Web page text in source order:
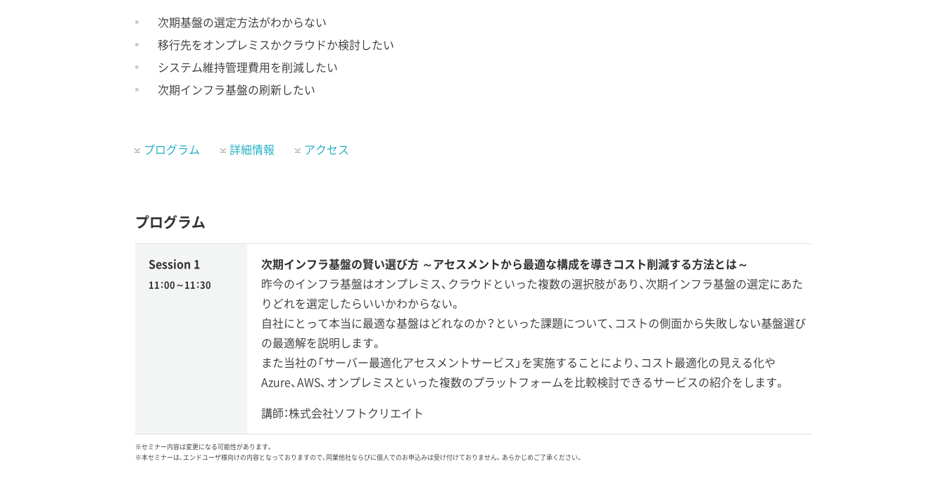
次期基盤の選定方法がわからない
移行先をオンプレミスかクラウドか検討したい
システム維持管理費用を削減したい
次期インフラ基盤の刷新したい
プログラム 詳細情報 アクセス
プログラム
Session 1
11：00～11：30
次期インフラ基盤の賢い選び方 ～アセスメントから最適な構成を導きコスト削減する方法とは～
昨今のインフラ基盤はオンプレミス、クラウドといった複数の選択肢があり、次期インフラ基盤の選定にあた
りどれを選定したらいいかわからない。
自社にとって本当に最適な基盤はどれなのか？といった課題について、コストの側面から失敗しない基盤選び
の最適解を説明します。
また当社の「サーバー最適化アセスメントサービス」を実施することにより、コスト最適化の見える化や
Azure、AWS、オンプレミスといった複数のプラットフォームを比較検討できるサービスの紹介をします。
講師：株式会社ソフトクリエイト
※セミナー内容は変更になる可能性があります。
※本セミナーは、エンドユーザ様向けの内容となっておりますので、同業他社ならびに個人でのお申込みは受け付けておりません。あらかじめご了承ください。